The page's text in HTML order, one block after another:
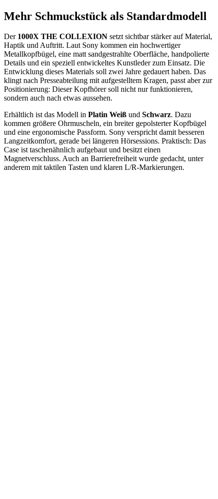
Mehr Schmuckstück als Standardmodell
Der 1000X THE COLLEXION setzt sichtbar stärker auf Material,
Haptik und Auftritt. Laut Sony kommen ein hochwertiger
Metallkopfbügel, eine matt sandgestrahlte Oberfläche, handpolierte
Details und ein speziell entwickeltes Kunstleder zum Einsatz. Die
Entwicklung dieses Materials soll zwei Jahre gedauert haben. Das
klingt nach Presseabteilung mit aufgestelltem Kragen, passt aber zur
Positionierung: Dieser Kopfhörer soll nicht nur funktionieren,
sondern auch nach etwas aussehen.
Erhältlich ist das Modell in Platin Weiß und Schwarz. Dazu
kommen größere Ohrmuscheln, ein breiter gepolsterter Kopfbügel
und eine ergonomische Passform. Sony verspricht damit besseren
Langzeitkomfort, gerade bei längeren Hörsessions. Praktisch: Das
Case ist taschenähnlich aufgebaut und besitzt einen
Magnetverschluss. Auch an Barrierefreiheit wurde gedacht, unter
anderem mit taktilen Tasten und klaren L/R-Markierungen.